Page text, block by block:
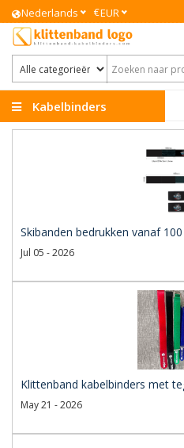
Nederlands €EUR
Kabelbinders
Skibanden bedrukken vanaf
Jul 05 - 2026
Klittenband kabelbinders met
May 21 - 2026